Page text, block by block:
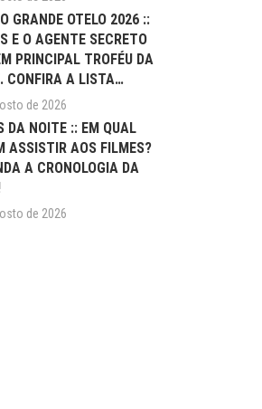
GRANDE OTELO 2026 ::
E O AGENTE SECRETO
PRINCIPAL TROFÉU DA
CONFIRA A LISTA
DE...
de 2026
DA NOITE :: EM QUAL
ASSISTIR AOS FILMES?
A CRONOLOGIA DA
de 2026